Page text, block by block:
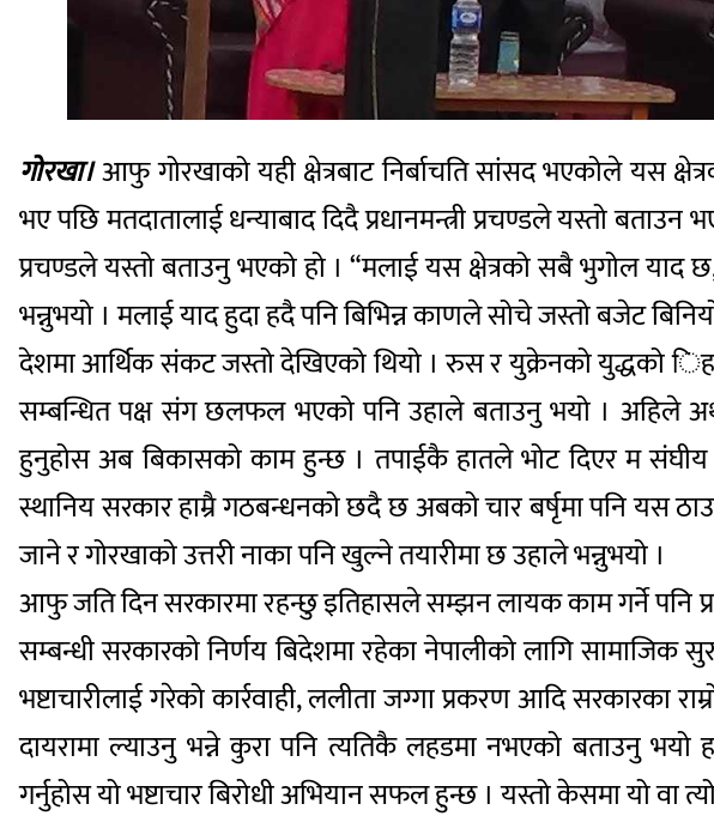
गोरखा।आफु गोरखाको यही क्षेत्रबाट निर्बाचति सांसद भएकोले यस
भए पछि मतदातालाई धन्याबाद दिदै प्रधानमन्त्री प्रचण्डले यस्तो
प्रचण्डले यस्तो बताउनु भएको हो । “मलाई यस क्षेत्रको सबै भुगोल
भन्नुभयो । मलाई याद हुदा हदै पनि बिभिन्न काणले सोचे जस्तो बजेट
देशमा आर्थिक संकट जस्तो देखिएको थियो । रुस र युक्रेनको युद्धको
सम्बन्धित पक्ष संग छलफल भएको पनि उहाले बताउनु भयो । अहिले
हुनुहोस अब बिकासको काम हुन्छ । तपाईकै हातले भोट दिएर म
स्थानिय सरकार हाम्रै गठबन्धनको छदै छ अबको चार बर्षृमा पनि यस
जाने र गोरखाको उत्तरी नाका पनि खुल्ने तयारीमा छ उहाले भन्नुभयो ।
आफु जति दिन सरकारमा रहन्छु इतिहासले सम्झन लायक काम गर्ने पनि
सम्बन्धी सरकारको निर्णय बिदेशमा रहेका नेपालीको लागि सामाजिक
भष्टाचारीलाई गरेको कार्रवाही, ललीता जग्गा प्रकरण आदि सरकारका
दायरामा ल्याउनु भन्ने कुरा पनि त्यतिकै लहडमा नभएको बताउनु भयो
गर्नुहोस यो भष्टाचार बिरोधी अभियान सफल हुन्छ । यस्तो केसमा यो वा